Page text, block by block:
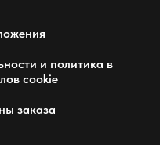
и политика в
cookie
заказа